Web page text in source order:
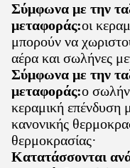
Σύμφωνα με την
μεταφοράς:οι
μπορούν να
αέρα και σωλήνες
Σύμφωνα με την
μεταφοράς:ο
κεραμική επένδυση
κανονικής
θερμοκρασίας·
Κατατάσσονται